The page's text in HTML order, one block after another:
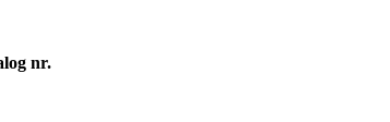
nr.